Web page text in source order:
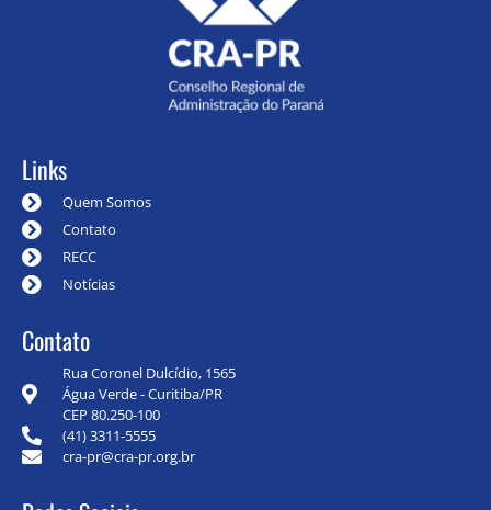
Links
Quem Somos
Contato
RECC
Notícias
Contato
Rua Coronel Dulcídio, 1565
Água Verde - Curitiba/PR
CEP 80.250-100
(41) 3311-5555
cra-pr@cra-pr.org.br